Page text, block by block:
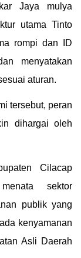
Jaya mulya
utama Tinto
rompi dan ID
menyatakan
aturan.
tersebut, peran
dihargai oleh
Cilacap
sektor
publik yang
kenyamanan
Asli Daerah